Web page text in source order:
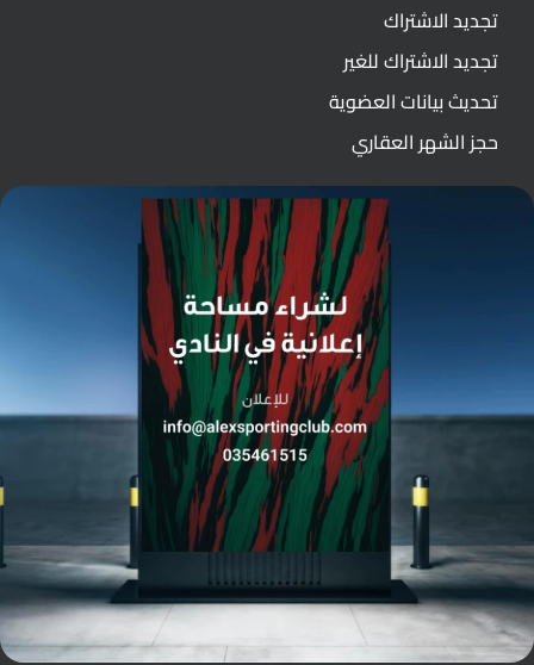
تجديد الاشتراك
تجديد الاشتراك للغير
تحديث بيانات العضوية
حجز الشهر العقاري